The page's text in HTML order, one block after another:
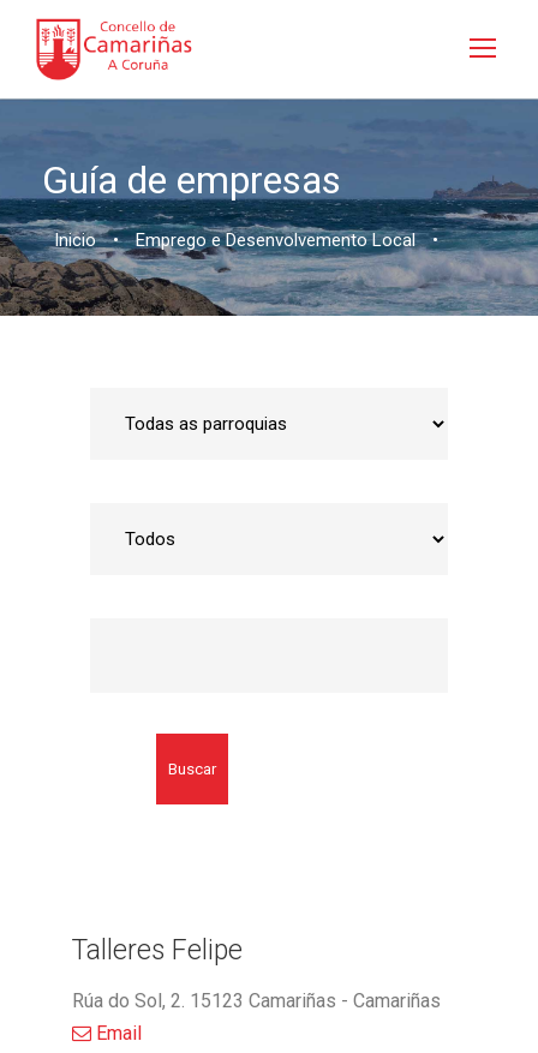
Guía de empresas
Inicio • Emprego e Desenvolvemento Local •
Buscar
Talleres Felipe
Rúa do Sol, 2. 15123 Camariñas - Camariñas
Email